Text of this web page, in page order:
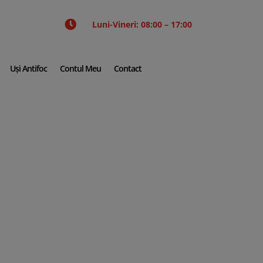
 Luni-Vineri: 08:00 – 17:00
Uși Antifoc Contul Meu Contact